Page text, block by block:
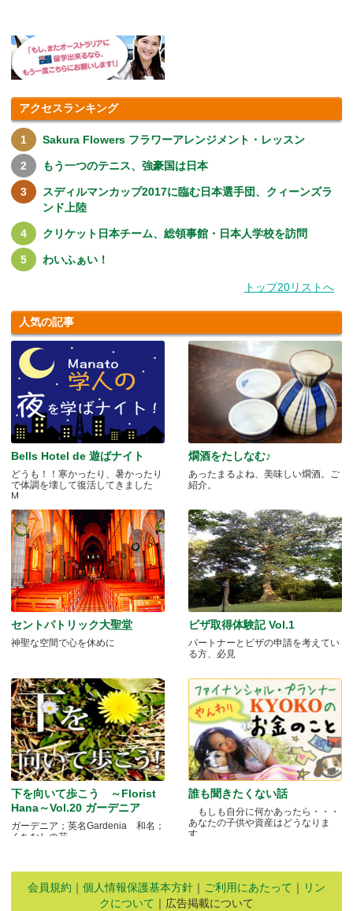
アクセスランキング
Sakura Flowers フラワーアレンジメント・レッスン
もう一つのテニス、強豪国は日本
スディルマンカップ2017に臨む日本選手団、クィーンズラ
ンド上陸
クリケット日本チーム、総領事館・日本人学校を訪問
わいふぁい！
トップ20リストへ
人気の記事
Bells Hotel de 遊ばナイト
どうも！！寒かったり、暑かったり
で体調を壊して復活してきました
M.....
燗酒をたしなむ♪
あったまるよね、美味しい燗酒。ご
紹介。
セントパトリック大聖堂
神聖な空間で心を休めに
ビザ取得体験記 Vol.1
パートナーとビザの申請を考えてい
る方、必見
下を向いて歩こう ～Florist
Hana～Vol.20 ガーデニア
ガーデニア；英名Gardenia 和名；
くちなしの花 .....
誰も聞きたくない話
もしも自分に何かあったら・・・
あなたの子供や資産はどうなりま
す.....
会員規約 ｜ 個人情報保護基本方針 ｜ ご利用にあたって ｜ リン
クについて ｜広告掲載について